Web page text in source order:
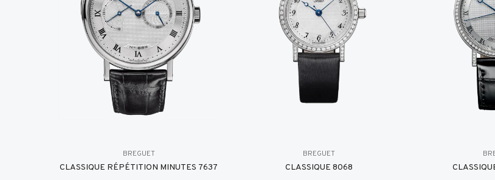
BREGUET
CLASSIQUE RÉPÉTITION MINUTES 7637
BREGUET
CLASSIQUE 8068